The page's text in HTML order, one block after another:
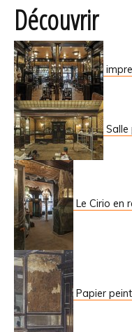
Découvrir
Salle
Le Cirio en
Papier